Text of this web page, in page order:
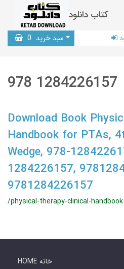
کتاب دانلود
سبد خرید 0
978 1284226157
Download Book
Handbook for PTAs,
Wedge, 978-
1284226157,
9781284226157
/physical-therapy-clinical-
HOME خانه